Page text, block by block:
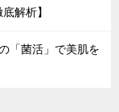
解析】
「菌活」で美肌を